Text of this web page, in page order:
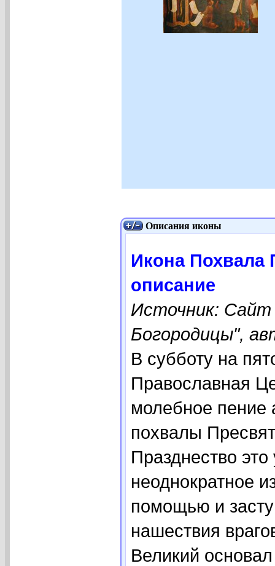
Описания иконы
Икона Похвала
описание
Источник: Сайт
Богородицы",
В субботу на
Православная
молебное пение
похвалы
Празднество
неоднократное
помощью и
нашествия
Великий